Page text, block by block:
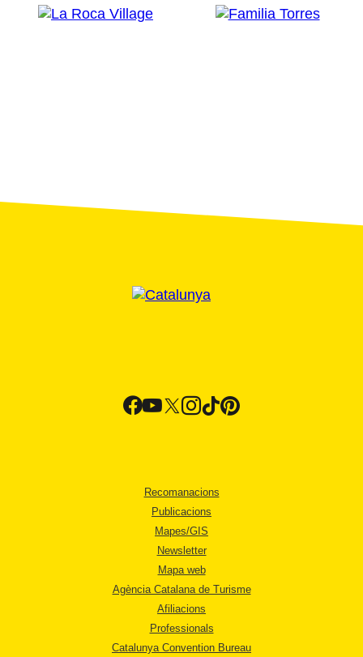
Recomanacions
Publicacions
Mapes/GIS
Newsletter
Mapa web
Agència Catalana de Turisme
Afiliacions
Professionals
Catalunya Convention Bureau